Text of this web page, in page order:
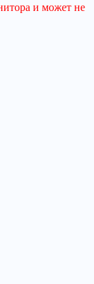
и может не